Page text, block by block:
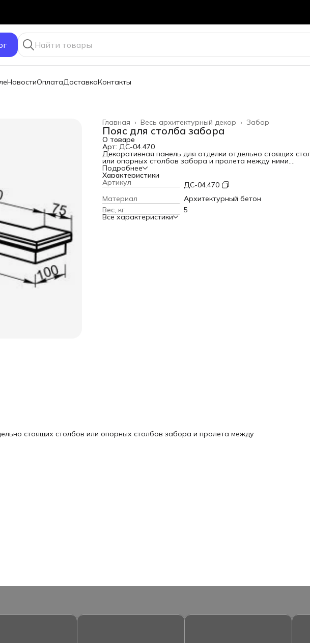
НовостиОплатаДоставкаКонтакты
Забор
Весь архитектурный декор ›
Главная ›
Пояс для столба забора
О товаре
Арт: ДС-04.470
Декоративная панель для отделки отдельно стоящих
или опорных столбов забора и пролета между ними.
Высота: 50 мм
Ширина: 470 мм
Вылет от стены: 100 мм
Вес: 5 кг
Подробнее
Характеристики
Артикул
ДС-04.470
Материал
Архитектурный бетон
Вес, кг
5
Все характеристики
стоящих столбов или опорных столбов забора и пролета между